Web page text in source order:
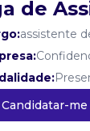
de
assistente
Candidatar-me